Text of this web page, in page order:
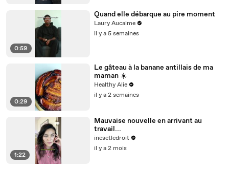
0:59
Quand elle débarque au pire moment
Laury Aucalme
il y a 5 semaines
0:29
Le gâteau à la banane antillais de ma
maman ☀️
Healthy Alie
il y a 2 semaines
1:22
Mauvaise nouvelle en arrivant au
travail...
inesetledroit
il y a 2 mois